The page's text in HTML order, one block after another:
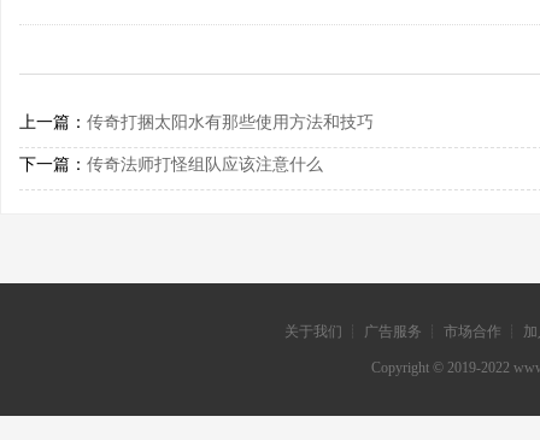
上一篇： 传奇打捆太阳水有那些使用方法和技巧
下一篇： 传奇法师打怪组队应该注意什么
关于我们 ┊ 广告服务 ┊ 市场合作 ┊
Copyright © 2019-2022